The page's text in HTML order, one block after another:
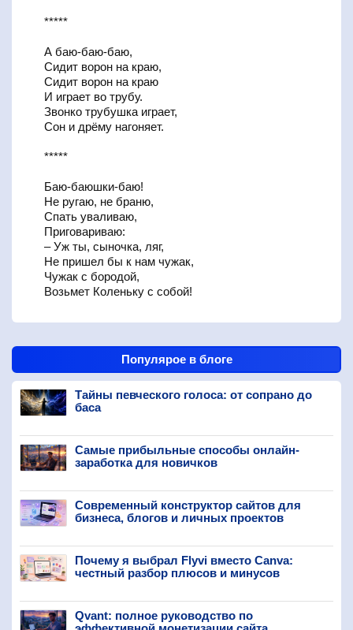
*****
А баю-баю-баю,
Сидит ворон на краю,
Сидит ворон на краю
И играет во трубу.
Звонко трубушка играет,
Сон и дрёму нагоняет.
*****
Баю-баюшки-баю!
Не ругаю, не браню,
Спать уваливаю,
Приговариваю:
– Уж ты, сыночка, ляг,
Не пришел бы к нам чужак,
Чужак с бородой,
Возьмет Коленьку с собой!
Популярое в блоге
Тайны певческого голоса: от сопрано до
баса
Самые прибыльные способы онлайн-
заработка для новичков
Современный конструктор сайтов для
бизнеса, блогов и личных проектов
Почему я выбрал Flyvi вместо Canva:
честный разбор плюсов и минусов
Qvant: полное руководство по